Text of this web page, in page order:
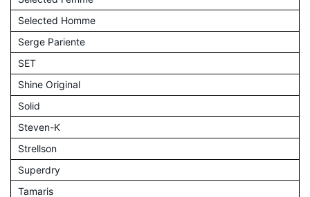
Selected Homme
Serge Pariente
SET
Shine Original
Solid
Steven-K
Strellson
Superdry
Tamaris